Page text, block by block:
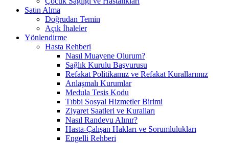
Satın Alma
Doğrudan Temin
Açık İhaleler
Yönlendirme
Hasta Rehberi
Nasıl Muayene Olurum?
Sağlık Kurulu Başvurusu
Refakat Politikamız ve Refakat Kurallarımız
Anlaşmalı Kurumlar
Medula Tesis Kodu
Tıbbi Sosyal Hizmetler Birimi
Ziyaret Saatleri ve Kuralları
Nasıl Randevu Alınır?
Hasta-Çalışan Hakları ve Sorumlulukları
Engelli Rehberi